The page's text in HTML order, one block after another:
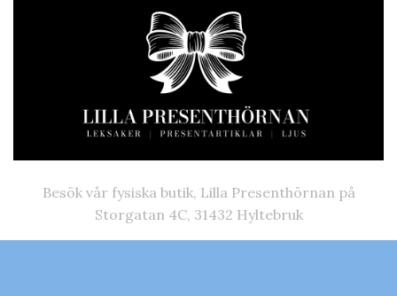
Besök vår fysiska butik, Lilla Presenthörnan på
Storgatan 4C, 31432 Hyltebruk